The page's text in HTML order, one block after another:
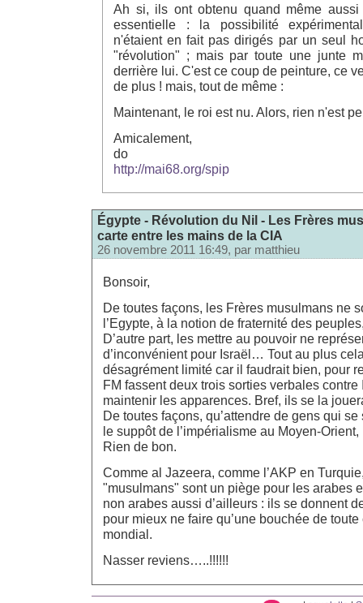
Ah si, ils ont obtenu quand même
essentielle : la possibilité
n'étaient en fait pas dirigés par un seul
"révolution" ; mais par toute une junte
derrière lui. C'est ce coup de peinture, ce
de plus ! mais, tout de même :
Maintenant, le roi est nu. Alors, rien n'est
Amicalement,
do
http://mai68.org/spip
Égypte - Révolution du Nil - Les Frères
carte entre les mains de la CIA
26 novembre 2011 16:49, par matthieu
Bonsoir,
De toutes façons, les Frères musulmans ne
l’Egypte, à la notion de fraternité des
D’autre part, les mettre au pouvoir ne
d’inconvénient pour Israël… Tout au plus
désagrément limité car il faudrait bien, pour
FM fassent deux trois sorties verbales
maintenir les apparences. Bref, ils se la
De toutes façons, qu’attendre de gens qui
le suppôt de l’impérialisme au Moyen-
Rien de bon.
Comme al Jazeera, comme l’AKP en
"musulmans" sont un piège pour les arabes
non arabes aussi d’ailleurs : ils se donnent
pour mieux ne faire qu’une bouchée de
mondial.
Nasser reviens…..!!!!!!